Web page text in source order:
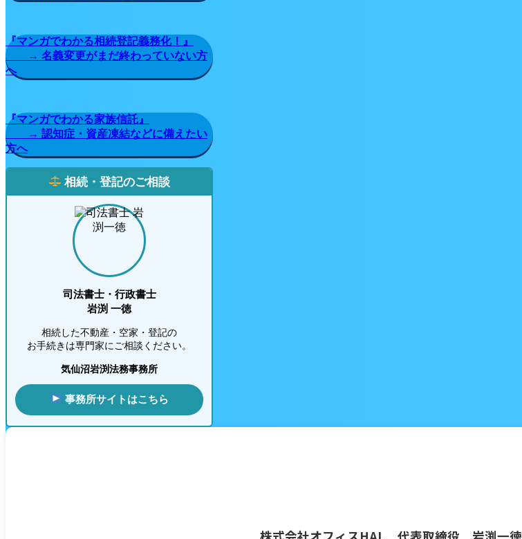
『マンガでわかる相続登記義務化！』
→ 名義変更がまだ終わっていない方
へ
『マンガでわかる家族信託』
→ 認知症・資産凍結などに備えたい
方へ
相続・登記のご相談
司法書士・行政書士
岩渕 一徳
相続した不動産・空家・登記の
お手続きは専門家にご相談ください。
気仙沼岩渕法務事務所
事務所サイトはこちら